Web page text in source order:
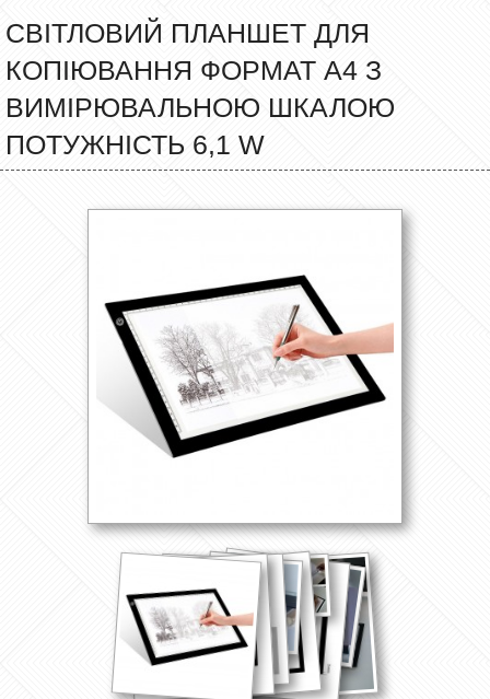
СВІТЛОВИЙ ПЛАНШЕТ ДЛЯ
КОПІЮВАННЯ ФОРМАТ А4 З
ВИМІРЮВАЛЬНОЮ ШКАЛОЮ
ПОТУЖНІСТЬ 6,1 W